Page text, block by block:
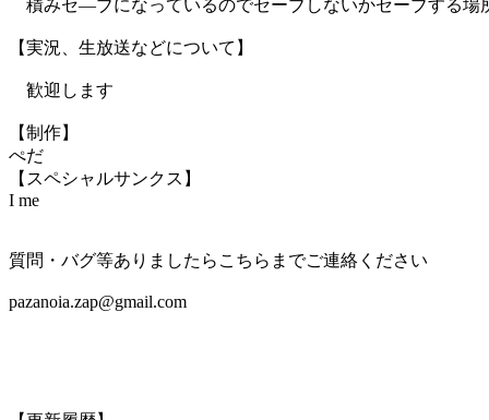
積みセ―ブになっているのでセーブしないかセーブする場
【実況、生放送などについて】
歓迎します
【制作】
ぺだ
【スペシャルサンクス】
I me
質問・バグ等ありましたらこちらまでご連絡ください
pazanoia.zap@gmail.com